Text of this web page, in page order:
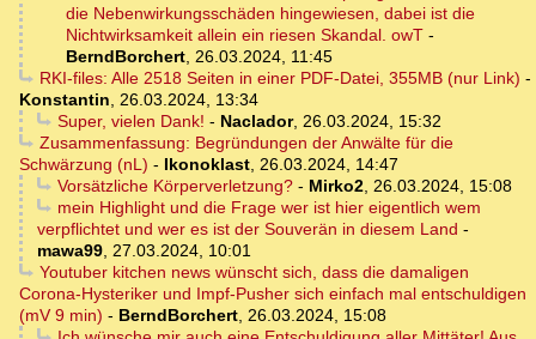
die Nebenwirkungsschäden hingewiesen, dabei ist die
Nichtwirksamkeit allein ein riesen Skandal. owT -
BerndBorchert, 26.03.2024, 11:45
RKI-files: Alle 2518 Seiten in einer PDF-Datei, 355MB (nur Link) -
Konstantin, 26.03.2024, 13:34
Super, vielen Dank! - Naclador, 26.03.2024, 15:32
Zusammenfassung: Begründungen der Anwälte für die
Schwärzung (nL) - Ikonoklast, 26.03.2024, 14:47
Vorsätzliche Körperverletzung?- Mirko2, 26.03.2024, 15:08
mein Highlight und die Frage wer ist hier eigentlich wem
verpflichtet und wer es ist der Souverän in diesem Land -
mawa99, 27.03.2024, 10:01
Youtuber kitchen news wünscht sich, dass die damaligen
Corona-Hysteriker und Impf-Pusher sich einfach mal entschuldigen
(mV 9 min) - BerndBorchert, 26.03.2024, 15:08